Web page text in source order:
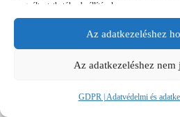
megváltoztathatók a beállítások.
Az adatkezeléshez
Az adatkezeléshez
GDPR | Adatvédelmi és